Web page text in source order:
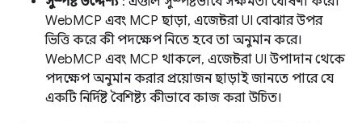
WebMCP এবং MCP ছাড়া, এজেন্টরা UI বোঝার উপর
ভিত্তি করে কী পদক্ষেপ নিতে হবে তা অনুমান করে।
WebMCP এবং MCP থাকলে, এজেন্টরা UI উপাদান থেকে
পদক্ষেপ অনুমান করার প্রয়োজন ছাড়াই জানতে পারে যে
একটি নির্দিষ্ট বৈশিষ্ট্য কীভাবে কাজ করা উচিত।